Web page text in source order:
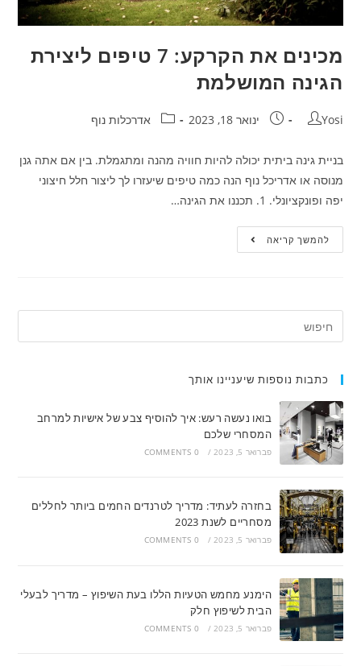
מכינים את הקרקע: 7 טיפים ליצירת
הגינה המושלמת
Yosi ינואר 18, 2023 אדרכלות נוף
בניית גינה ביתית יכולה להיות חוויה מהנה ומתגמלת. בין אם אתה גנן
מנוסה או אדריכל נוף הנה כמה טיפים שיעזרו לך ליצור חלל חיצוני
יפה ופונקציונלי. 1. תכננו את הגינה…
להמשך קריאה
כתבות נוספות שיעניינו אותך
בואו נעשה רעש: איך להוסיף צבע של אישיות למרחב
המסחרי שלכם
פברואר 5, 2023 /
0 COMMENTS
בחזרה לעתיד: מדריך לטרנדים החמים ביותר לחללים
מסחריים לשנת 2023
פברואר 5, 2023 /
0 COMMENTS
הימנע מחמש הטעיות הללו בעת השיפוץ – מדריך לבעלי
הבית לשיפוץ חלק
פברואר 5, 2023 /
0 COMMENTS